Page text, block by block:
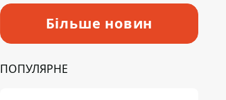
Більше новин
ПОПУЛЯРНЕ